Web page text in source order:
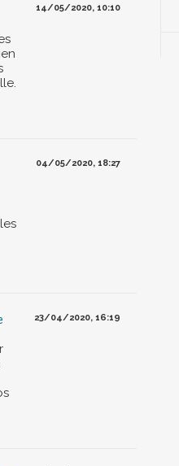
14/05/2020, 10:10
04/05/2020, 18:27
23/04/2020, 16:19